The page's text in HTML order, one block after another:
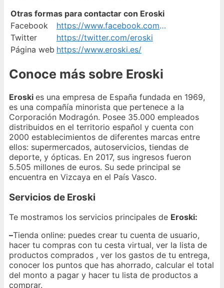
Otras formas para contactar con Eroski
Facebook
https://www.facebook.com/Eroski
Twitter
https://twitter.com/eroski
Página web https://www.eroski.es/
Conoce más sobre Eroski
Eroski es una empresa de España fundada en 1969,
es una compañía minorista que pertenece a la
Corporación Modragón. Posee 35.000 empleados
distribuidos en el territorio español y cuenta con
2000 establecimientos de diferentes marcas entre
ellos: supermercados, autoservicios, tiendas de
deporte, y ópticas. En 2017, sus ingresos fueron
5.505 millones de euros. Su sede principal se
encuentra en Vizcaya en el País Vasco.
Servicios de Eroski
Te mostramos los servicios principales de Eroski:
–Tienda online: puedes crear tu cuenta de usuario,
hacer tu compras con tu cesta virtual, ver la lista de
productos comprados , ver los gastos de tu entrega,
conocer los puntos que has ahorrado, calcular el total
del monto a pagar y hacer tu lista de productos a
comprar.